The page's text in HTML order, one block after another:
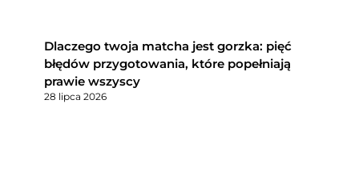
Dlaczego twoja matcha jest gorzka: pięć
błędów przygotowania, które popełniają
prawie wszyscy
28 lipca 2026